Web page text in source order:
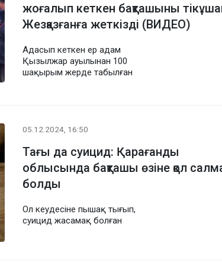
жоғалып кеткен бақташыны
Жезқазғанға жеткізді (ВИДЕО)
Адасып кеткен ер адам
Қызылжар ауылынан 100
шақырым жерде табылған
05.12.2024, 16:50
Тағы да суицид: Қарағанды
облысында бақташы өзіне қол
болды
Ол кеудесіне пышақ тығып,
суицид жасамақ болған